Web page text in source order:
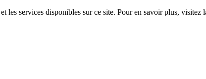
services disponibles sur ce site. Pour en savoir plus,